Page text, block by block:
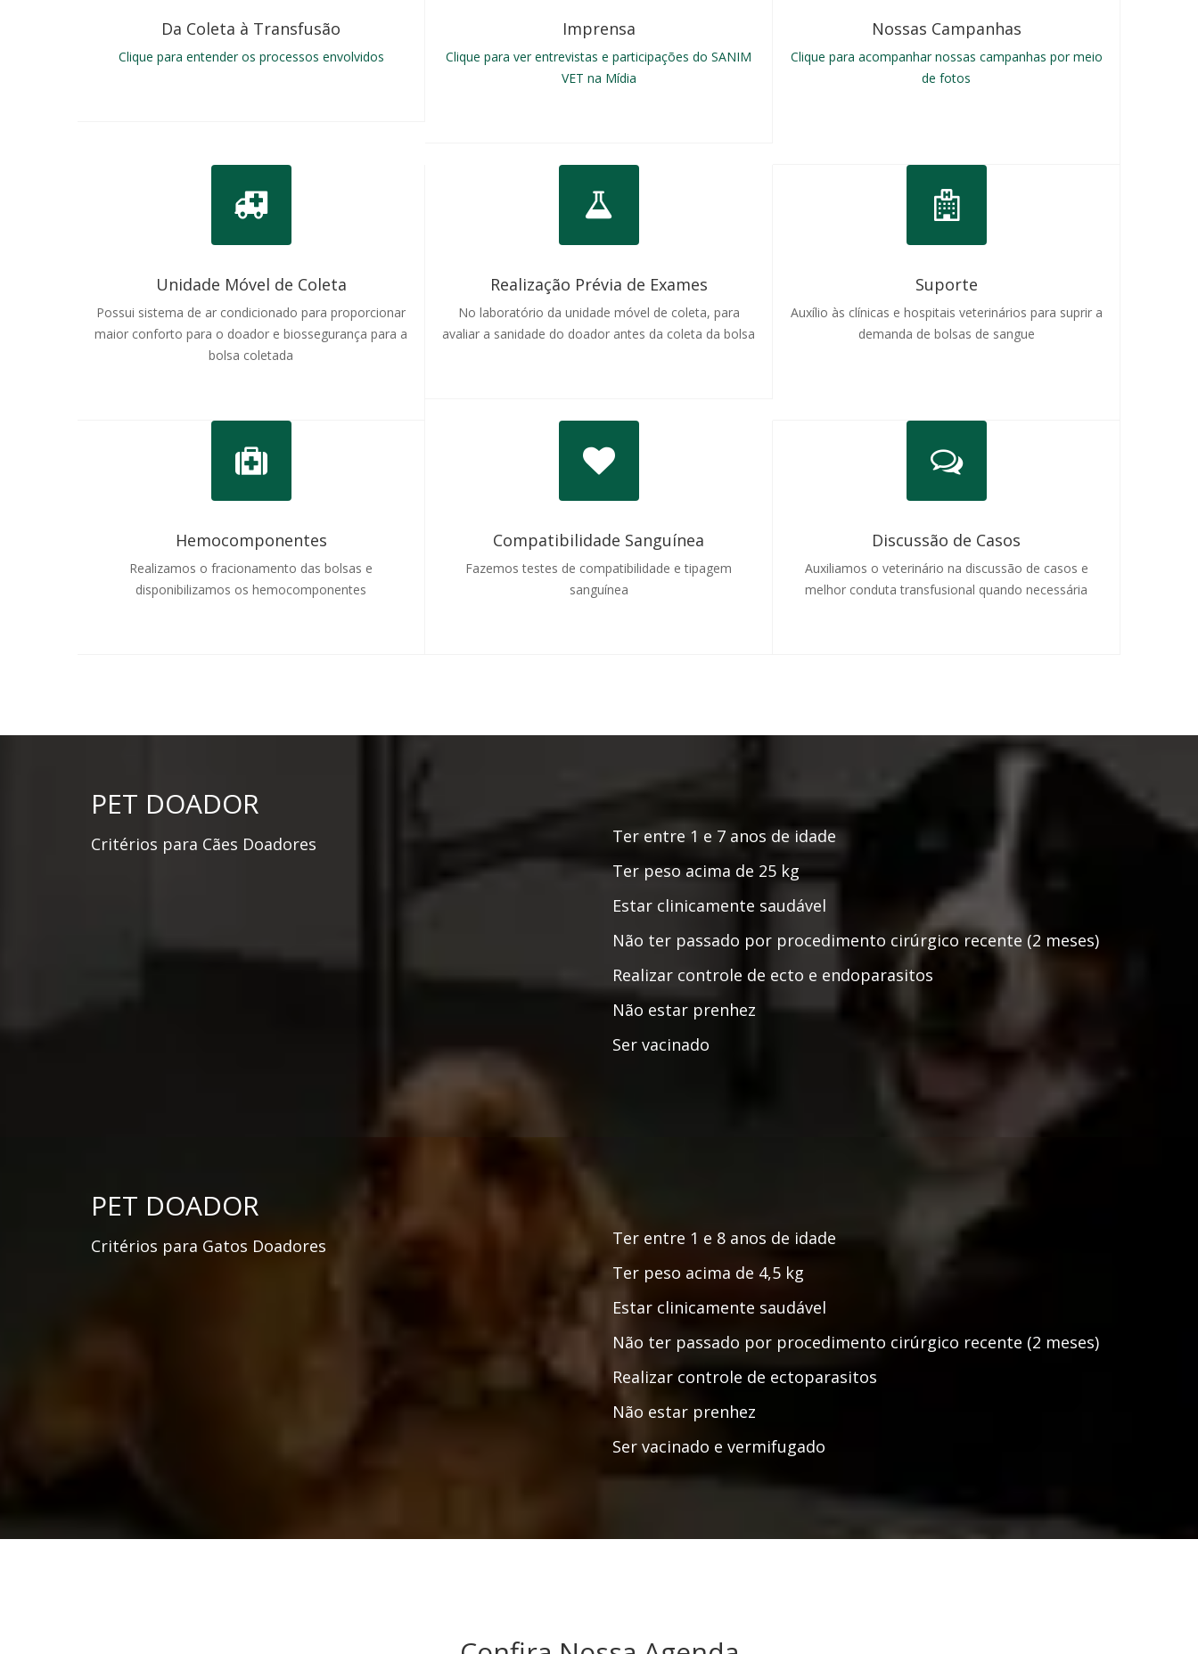
Da Coleta à Transfusão
Clique para entender os processos envolvidos
Imprensa
Clique para ver entrevistas e participações do SANIM
VET na Mídia
Nossas Campanhas
Clique para acompanhar nossas campanhas por meio
de fotos
Unidade Móvel de Coleta
Possui sistema de ar condicionado para proporcionar
maior conforto para o doador e biossegurança para a
bolsa coletada
Realização Prévia de Exames
No laboratório da unidade móvel de coleta, para
avaliar a sanidade do doador antes da coleta da bolsa
Suporte
Auxílio às clínicas e hospitais veterinários para suprir a
demanda de bolsas de sangue
Hemocomponentes
Realizamos o fracionamento das bolsas e
disponibilizamos os hemocomponentes
Compatibilidade Sanguínea
Fazemos testes de compatibilidade e tipagem
sanguínea
Discussão de Casos
Auxiliamos o veterinário na discussão de casos e
melhor conduta transfusional quando necessária
PET DOADOR
Critérios para Cães Doadores
Ter entre 1 e 7 anos de idade
Ter peso acima de 25 kg
Estar clinicamente saudável
Não ter passado por procedimento cirúrgico recente (2 meses)
Realizar controle de ecto e endoparasitos
Não estar prenhez
Ser vacinado
PET DOADOR
Critérios para Gatos Doadores
Ter entre 1 e 8 anos de idade
Ter peso acima de 4,5 kg
Estar clinicamente saudável
Não ter passado por procedimento cirúrgico recente (2 meses)
Realizar controle de ectoparasitos
Não estar prenhez
Ser vacinado e vermifugado